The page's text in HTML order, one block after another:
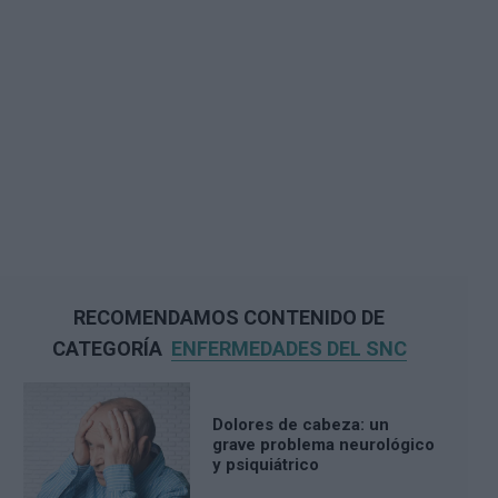
RECOMENDAMOS CONTENIDO DE
CATEGORÍA ENFERMEDADES DEL SNC
Dolores de cabeza: un
grave problema neurológico
y psiquiátrico